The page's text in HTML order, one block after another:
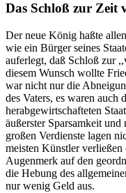
Das Schloß zur Zeit
Der neue König haßte
wie ein Bürger seines
auferlegt, daß Schloß zur
diesem Wunsch wollte
war nicht nur die
des Vaters, es waren auch
herabgewirtschafteten
äußerster Sparsamkeit
großen Verdienste lagen
meisten Künstler
Augenmerk auf den
die Hebung des
nur wenig Geld aus.